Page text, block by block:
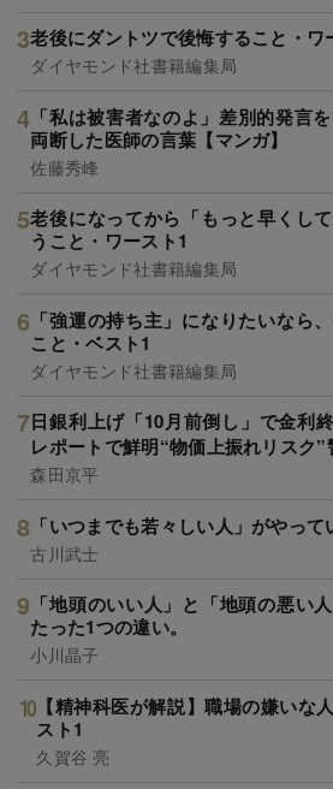
老後にダントツで後悔すること・ワ
ダイヤモンド社書籍編集局
「私は被害者なのよ」差別的発言
両断した医師の言葉【マンガ】
佐藤秀峰
老後になってから「もっと早くし
うこと・ワースト1
ダイヤモンド社書籍編集局
「強運の持ち主」になりたいなら
こと・ベスト1
ダイヤモンド社書籍編集局
日銀利上げ「10月前倒し」で金利
レポートで鮮明“物価上振れリスク”
森田京平
「いつまでも若々しい人」がやっ
古川武士
「地頭のいい人」と「地頭の悪い
たった1つの違い。
小川晶子
【精神科医が解説】職場の嫌いな
スト1
久賀谷 亮